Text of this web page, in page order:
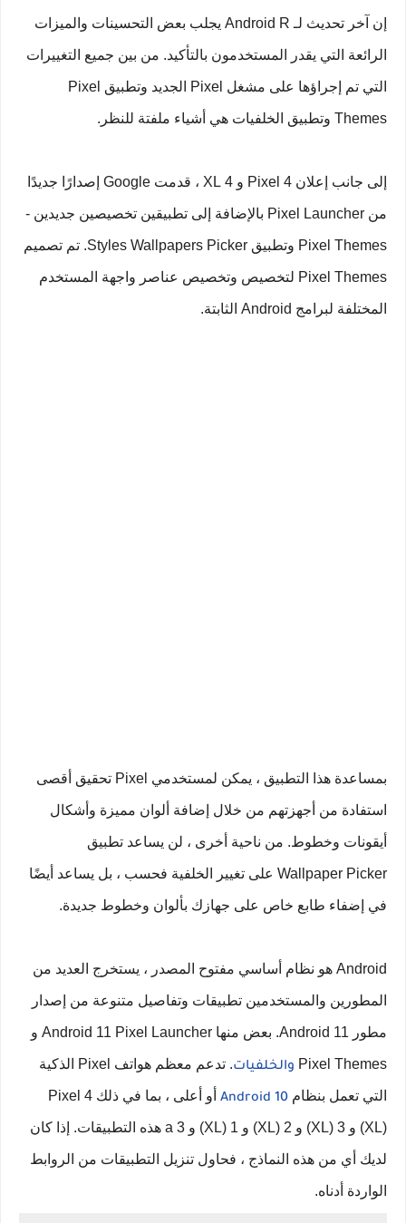
إن آخر تحديث لـ Android R يجلب بعض التحسينات والميزات
الرائعة التي يقدر المستخدمون بالتأكيد. من بين جميع التغييرات
التي تم إجراؤها على مشغل Pixel الجديد وتطبيق Pixel
Themes وتطبيق الخلفيات هي أشياء ملفتة للنظر.
إلى جانب إعلان Pixel 4 و 4 XL ، قدمت Google إصدارًا جديدًا
من Pixel Launcher بالإضافة إلى تطبيقين تخصيصين جديدين -
Pixel Themes وتطبيق Styles Wallpapers Picker. تم تصميم
Pixel Themes لتخصيص وتخصيص عناصر واجهة المستخدم
المختلفة لبرامج Android الثابتة.
بمساعدة هذا التطبيق ، يمكن لمستخدمي Pixel تحقيق أقصى
استفادة من أجهزتهم من خلال إضافة ألوان مميزة وأشكال
أيقونات وخطوط. من ناحية أخرى ، لن يساعد تطبيق
Wallpaper Picker على تغيير الخلفية فحسب ، بل يساعد أيضًا
في إضفاء طابع خاص على جهازك بألوان وخطوط جديدة.
Android هو نظام أساسي مفتوح المصدر ، يستخرج العديد من
المطورين والمستخدمين تطبيقات وتفاصيل متنوعة من إصدار
مطور Android 11. بعض منها Android 11 Pixel Launcher و
Pixel Themes والخلفيات . تدعم معظم هواتف Pixel الذكية
التي تعمل بنظام Android 10 أو أعلى ، بما في ذلك Pixel 4
(XL) و 3 (XL) و 2 (XL) و 1 (XL) و 3 a هذه التطبيقات. إذا كان
لديك أي من هذه النماذج ، فحاول تنزيل التطبيقات من الروابط
الواردة أدناه.